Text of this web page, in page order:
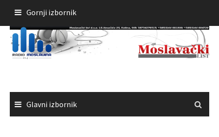
sadržaja
Gornji izbornik
Glavni izbornik